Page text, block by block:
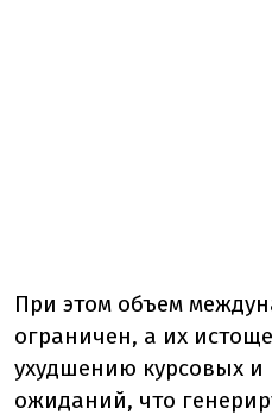
При этом объем
ограничен, а их
ухудшению курсовых
ожиданий, что